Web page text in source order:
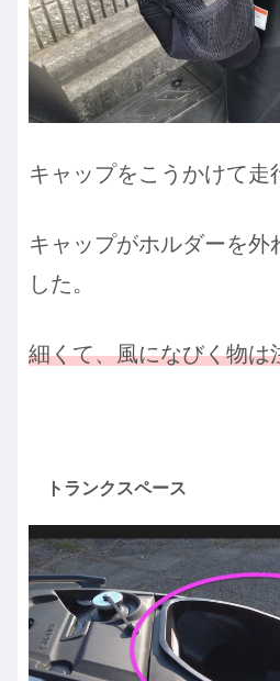
キャップをこうかけて走
キャップがホルダーを外
した。
細くて、風になびく物は
トランクスペース